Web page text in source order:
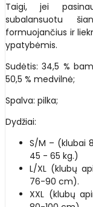
Taigi, jei
subalansuotu
formuojančius ir
ypatybėmis.
Sudėtis: 34,5 %
50,5 % medvilnė;
Spalva: pilka;
Dydžiai:
S/M – (klubai
45 - 65 kg.)
L/XL (klubų
76-90 cm).
XXL (klubų